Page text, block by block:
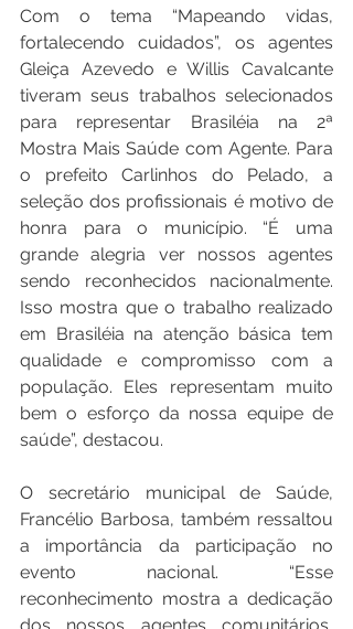
Com o tema “Mapeando vidas,
fortalecendo cuidados”, os agentes
Gleiça Azevedo e Willis Cavalcante
tiveram seus trabalhos selecionados
para representar Brasiléia na 2ª
Mostra Mais Saúde com Agente. Para
o prefeito Carlinhos do Pelado, a
seleção dos profissionais é motivo de
honra para o município. “É uma
grande alegria ver nossos agentes
sendo reconhecidos nacionalmente.
Isso mostra que o trabalho realizado
em Brasiléia na atenção básica tem
qualidade e compromisso com a
população. Eles representam muito
bem o esforço da nossa equipe de
saúde”, destacou.
O secretário municipal de Saúde,
Francélio Barbosa, também ressaltou
a importância da participação no
evento nacional. “Esse
reconhecimento mostra a dedicação